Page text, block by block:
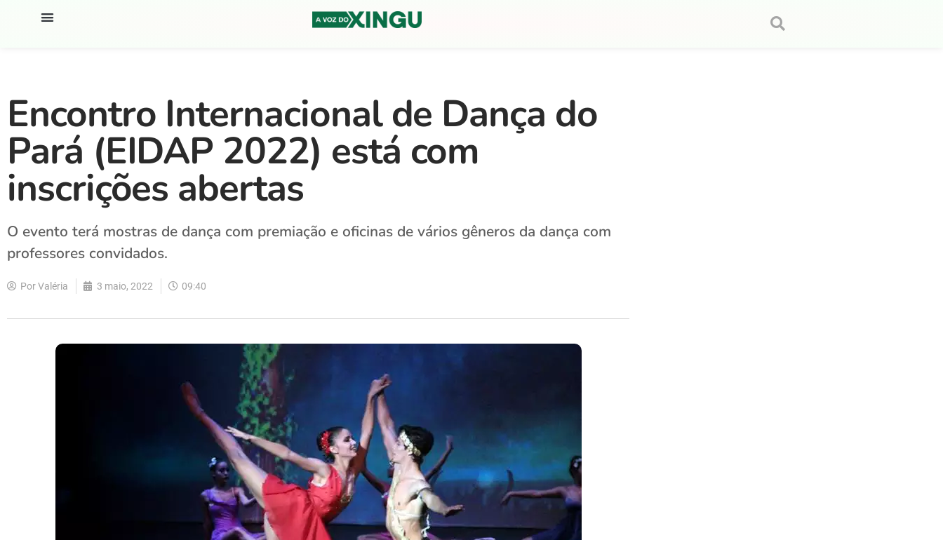
Encontro Internacional de Dança do
Pará (EIDAP 2022) está com
inscrições abertas
O evento terá mostras de dança com premiação e oficinas de vários gêneros da dança com
professores convidados.
PorValéria 3 maio, 2022 09:40